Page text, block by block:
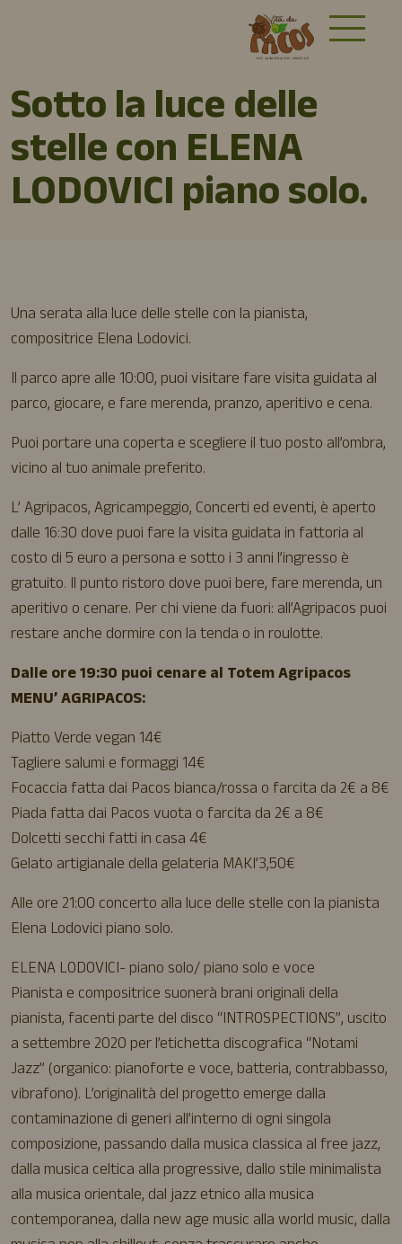
Sotto la luce delle
stelle con ELENA
LODOVICI piano solo.
Una serata alla luce delle stelle con la pianista,
compositrice Elena Lodovici.
Il parco apre alle 10:00, puoi visitare fare visita guidata al
parco, giocare, e fare merenda, pranzo, aperitivo e cena.
Puoi portare una coperta e scegliere il tuo posto all’ombra,
vicino al tuo animale preferito.
L’ Agripacos, Agricampeggio, Concerti ed eventi, è aperto
dalle 16:30 dove puoi fare la visita guidata in fattoria al
costo di 5 euro a persona e sotto i 3 anni l’ingresso è
gratuito. Il punto ristoro dove puoi bere, fare merenda, un
aperitivo o cenare. Per chi viene da fuori: all’Agripacos puoi
restare anche dormire con la tenda o in roulotte.
Dalle ore 19:30 puoi cenare al Totem Agripacos
MENU’ AGRIPACOS:
Piatto Verde vegan 14€
Tagliere salumi e formaggi 14€
Focaccia fatta dai Pacos bianca/rossa o farcita da 2€ a 8€
Piada fatta dai Pacos vuota o farcita da 2€ a 8€
Dolcetti secchi fatti in casa 4€
Gelato artigianale della gelateria MAKI’3,50€
Alle ore 21:00 concerto alla luce delle stelle con la pianista
Elena Lodovici piano solo.
ELENA LODOVICI- piano solo/ piano solo e voce
Pianista e compositrice suonerà brani originali della
pianista, facenti parte del disco “INTROSPECTIONS”, uscito
a settembre 2020 per l’etichetta discografica “Notami
Jazz” (organico: pianoforte e voce, batteria, contrabbasso,
vibrafono). L’originalità del progetto emerge dalla
contaminazione di generi all’interno di ogni singola
composizione, passando dalla musica classica al free jazz,
dalla musica celtica alla progressive, dallo stile minimalista
alla musica orientale, dal jazz etnico alla musica
contemporanea, dalla new age music alla world music, dalla